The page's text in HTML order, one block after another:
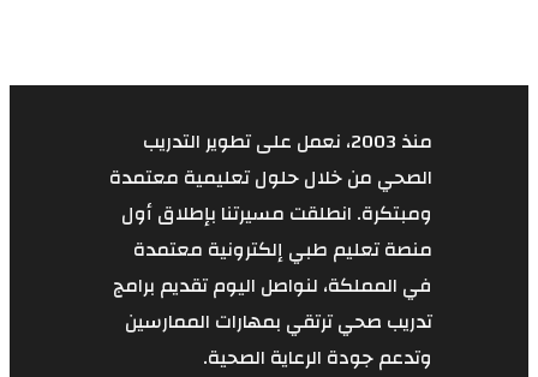
منذ 2003، نعمل على تطوير التدريب
خلال حلول تعليمية معتمدة
انطلقت مسيرتنا بإطلاق أول
طبي إلكترونية معتمدة
لنواصل اليوم تقديم برامج
ترتقي بمهارات الممارسين
الرعاية الصحية.